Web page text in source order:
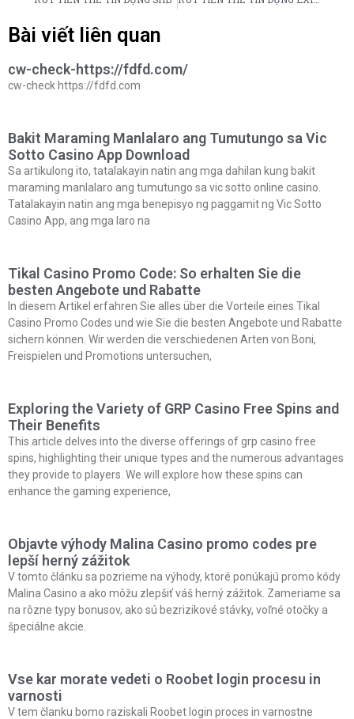
Bài viết liên quan
cw-check-https://fdfd.com/
cw-check https://fdfd.com
Bakit Maraming Manlalaro ang Tumutungo sa Vic
Sotto Casino App Download
Sa artikulong ito, tatalakayin natin ang mga dahilan kung bakit
maraming manlalaro ang tumutungo sa vic sotto online casino.
Tatalakayin natin ang mga benepisyo ng paggamit ng Vic Sotto
Casino App, ang mga laro na
Tikal Casino Promo Code: So erhalten Sie die
besten Angebote und Rabatte
In diesem Artikel erfahren Sie alles über die Vorteile eines Tikal
Casino Promo Codes und wie Sie die besten Angebote und Rabatte
sichern können. Wir werden die verschiedenen Arten von Boni,
Freispielen und Promotions untersuchen,
Exploring the Variety of GRP Casino Free Spins and
Their Benefits
This article delves into the diverse offerings of grp casino free
spins, highlighting their unique types and the numerous advantages
they provide to players. We will explore how these spins can
enhance the gaming experience,
Objavte výhody Malina Casino promo codes pre
lepší herný zážitok
V tomto článku sa pozrieme na výhody, ktoré ponúkajú promo kódy
Malina Casino a ako môžu zlepšiť váš herný zážitok. Zameriame sa
na rôzne typy bonusov, ako sú bezrizikové stávky, voľné otočky a
špeciálne akcie.
Vse kar morate vedeti o Roobet login procesu in
varnosti
V tem članku bomo raziskali Roobet login proces in varnostne